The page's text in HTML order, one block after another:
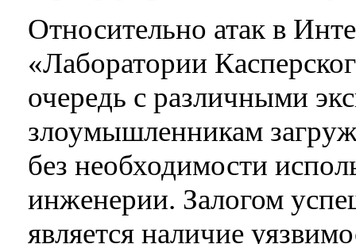
Относительно атак в
«Лаборатории
очередь с различными
злоумышленникам
без необходимости
инженерии. Залогом
является наличие